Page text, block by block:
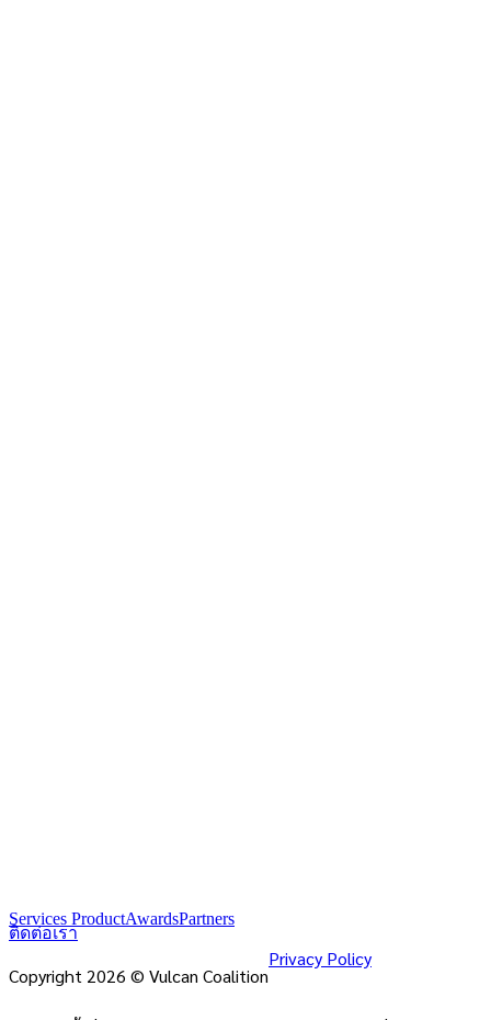
Services ProductAwardsPartners
ติดต่อเรา
Copyright 2026 © Vulcan Coalition
Privacy Policy